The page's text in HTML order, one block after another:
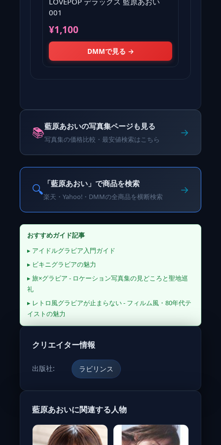
001
¥1,100
DMMで見る →
📚藍原あおいの写真集ページも見る
写真集の価格比較・最安値検索はこちら
→
🔍 「藍原あおい」で商品を検索
楽天・Yahoo!・DMMの全商品を横断検索
→
おすすめガイド記事
▸ アイドルグラビア入門ガイド
▸ ビキニグラビアの魅力
▸ 旅×グラビア - ロケーション写真集の見どころと聖地巡
礼
▸ レトロ風グラビアが止まらない - フィルム風・80年代テ
イストの魅力
クリエイター情報
出版社: ラビリンス
藍原あおいに関連する人物